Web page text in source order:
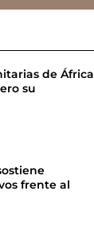
de África
su
frente al